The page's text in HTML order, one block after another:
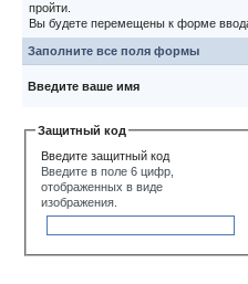
пройти.
Вы будете перемещены к форме
Заполните все поля формы
Введите ваше имя
Защитный код
Введите защитный код
Введите в поле 6 цифр,
отображенных в виде
изображения.